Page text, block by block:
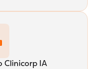
Clinicorp IA